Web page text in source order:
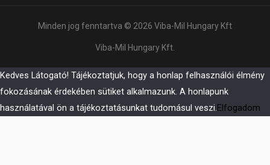
Minden jog fenntartva © 2026 Viba-Mil Hungary Kft
Viba-Mil Hungary Kft.
Kedves Látogató! Tájékoztatjuk, hogy a honlap felhasználói élmény
fokozásának érdekében sütiket alkalmazunk. A honlapunk
használatával ön a tájékoztatásunkat tudomásul veszi.Elfogadom